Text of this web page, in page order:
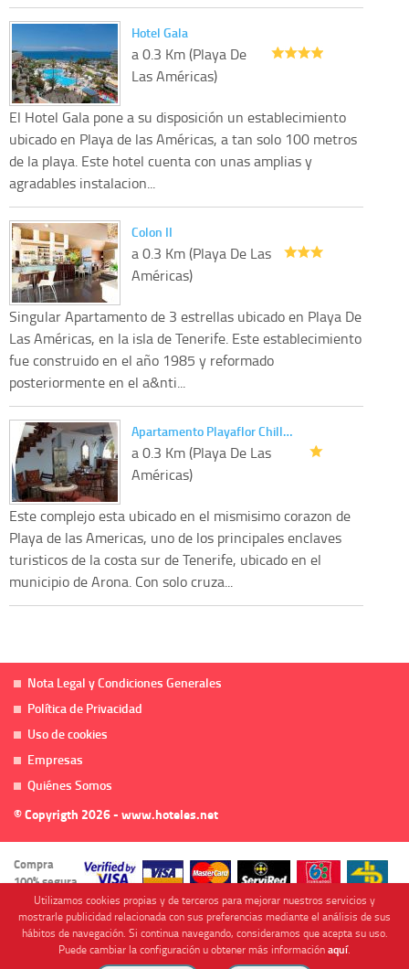
Hotel Gala
a 0.3 Km (Playa De
Las Américas)
El Hotel Gala pone a su disposición un establecimiento
ubicado en Playa de las Américas, a tan solo 100 metros
de la playa. Este hotel cuenta con unas amplias y
agradables instalacion...
Colon II
a 0.3 Km (Playa De Las
Américas)
Singular Apartamento de 3 estrellas ubicado en Playa De
Las Américas, en la isla de Tenerife. Este establecimiento
fue construido en el año 1985 y reformado
posteriormente en el a&nti...
Apartamento Playaflor Chill…
a 0.3 Km (Playa De Las
Américas)
Este complejo esta ubicado en el mismisimo corazon de
Playa de las Americas, uno de los principales enclaves
turisticos de la costa sur de Tenerife, ubicado en el
municipio de Arona. Con solo cruza...
Nota Legal y Condiciones Generales
Política de Privacidad
Uso de cookies
Empresas
Quiénes Somos
© Copyrigth 2026 - www.hoteles.net
Compra
100% segura
Utilizamos cookies propias y de terceros para mejorar nuestros servicios y
mostrarle publicidad relacionada con sus preferencias mediante el análisis de sus
hábitos de navegación. Si continua navegando, consideramos que acepta su uso.
Puede cambiar la configuración u obtener más informaciónaquí.